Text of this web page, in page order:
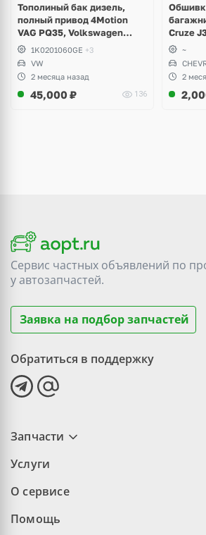
Тополиный бак дизель,
полный привод 4Motion
VAG PQ35, Volkswagen
Scirocco, Golf V, VI, Skoda
Yeti, Octavia A5, Superb,
Audi A3, Seat Altea
1K0201060GE +3
VW
2 месяца назад
45,000 ₽ 136
Cruze
~
2
Сервис частных объявлений по
уавтозапчастей.
Заявка на подбор запчастей
Обратиться в поддержку
Запчасти
Услуги
О сервисе
Помощь